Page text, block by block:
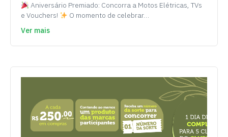
Aniversário Premiado: Concorra a Motos Elétricas, TVs
e Vouchers!
O momento de celebrar…
Ver mais